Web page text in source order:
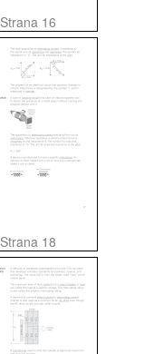
Strana 16
Strana 18